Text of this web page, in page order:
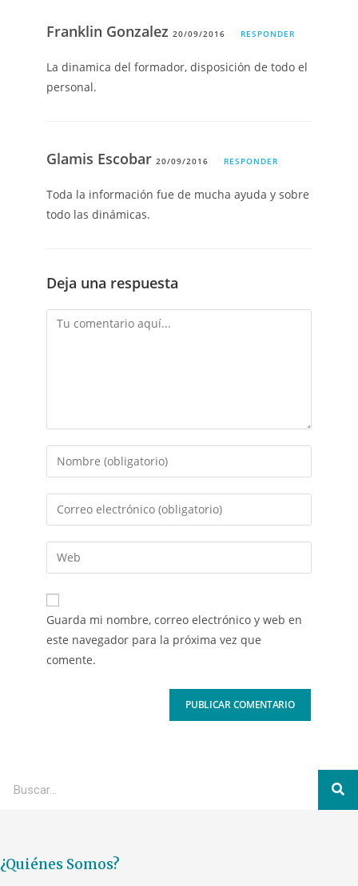
Franklin Gonzalez20/09/2016 RESPONDER
La dinamica del formador, disposición de todo el
personal.
Glamis Escobar20/09/2016 RESPONDER
Toda la información fue de mucha ayuda y sobre
todo las dinámicas.
Deja una respuesta
Guarda mi nombre, correo electrónico y web en
este navegador para la próxima vez que
comente.
¿Quiénes Somos?